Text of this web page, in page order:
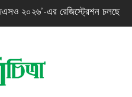
২০২৬’-এ তিনটি ব্রোঞ্জ পদক পেল